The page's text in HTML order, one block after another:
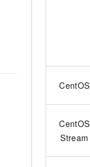
CentOS
CentOS
Stream